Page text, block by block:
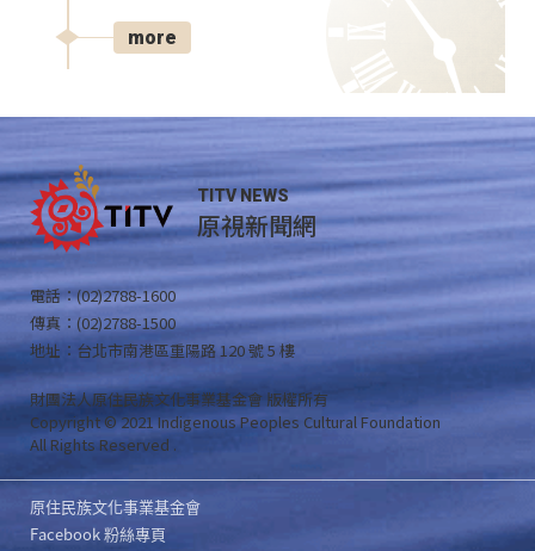
more
TITV NEWS
原視新聞網
電話：(02)2788-1600
傳真：(02)2788-1500
地址：台北市南港區重陽路 120 號 5 樓
財團法人原住民族文化事業基金會 版權所有
Copyright © 2021 Indigenous Peoples Cultural Foundation
All Rights Reserved .
原住民族文化事業基金會
Facebook 粉絲專頁